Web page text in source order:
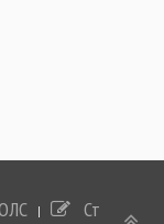
волокон в
мм. Волокна
силового
кодировку. В
волокна
внешней
Статьи